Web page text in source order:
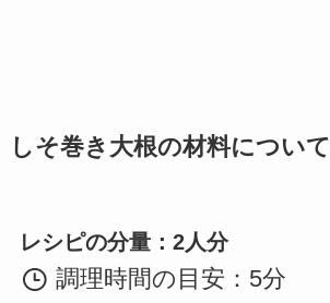
しそ巻き大根の材料について
レシピの分量：2人分
調理時間の目安：5分